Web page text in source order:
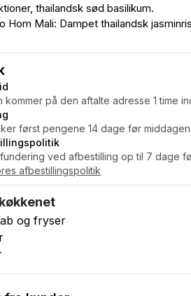
thailandsk sød basilikum.
Hom Mali: Dampet thailandsk
kommer på den aftalte adresse 1 time
først pengene 14 dage før middagen.
ved afbestilling op til 7 dage
afbestillingspolitik
og fryser